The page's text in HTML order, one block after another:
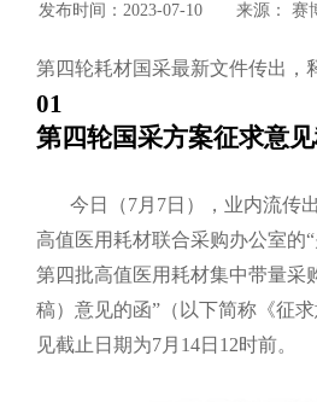
发布时间：2023-07-10 来源： 赛
第四轮耗材国采最新文件传出，
01
第四轮国采方案征求意
今日（7月7日），业内流传
高值医用耗材联合采购办公室的
第四批高值医用耗材集中带量采
稿）意见的函”（以下简称《征
见截止日期为7月14日12时前。